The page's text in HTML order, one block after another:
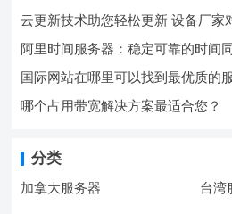
云更新技术助您轻松更新 设备厂家
阿里时间服务器：稳定可靠的时间
国际网站在哪里可以找到最优质的
哪个占用带宽解决方案最适合您？
分类
加拿大服务器 台湾